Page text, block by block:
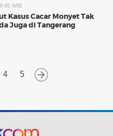
WIB
Kasus Cacar Monyet Tak
Juga di Tangerang
4 5